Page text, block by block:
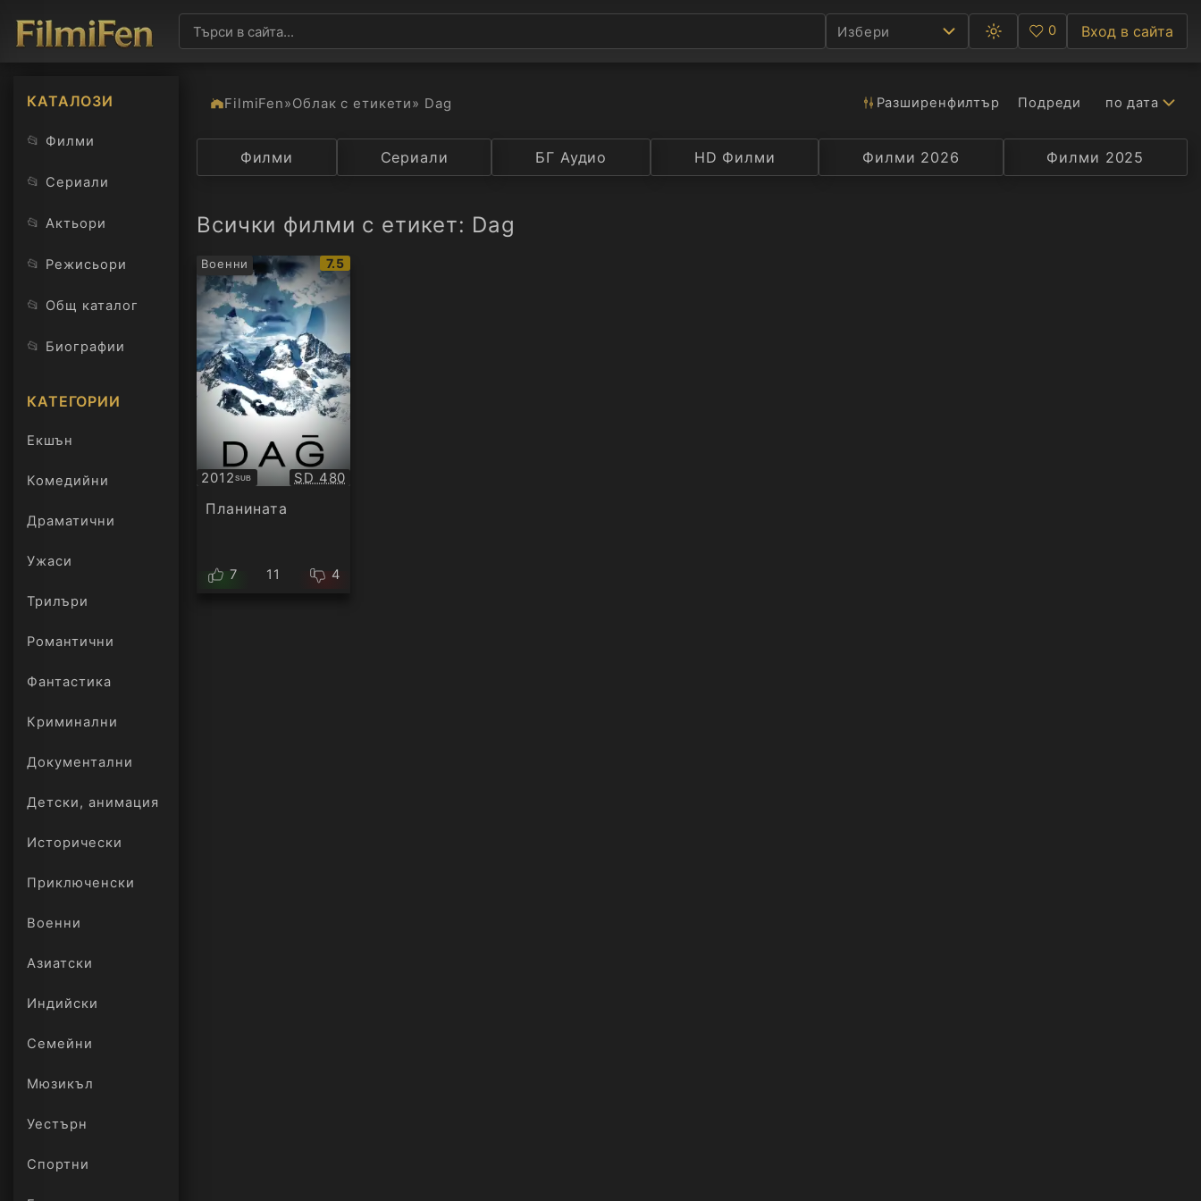
Избери
Превключване
между
светла
Любими
0 Вход в сайта
КАТАЛОЗИ
📂 Филми
📂 Сериали
📂 Актьори
📂 Режисьори
📂 Общ каталог
📂 Биографии
КАТЕГОРИИ
Екшън
Комедийни
Драматични
Ужаси
Трилъри
онлайн
Романтични
Фантастика
Криминални
Документални
Детски, анимация
Исторически
Приключенски
Военни
Азиатски
Индийски
Семейни
Мюзикъл
Уестърн
Спортни
FilmiFen»Облак с етикети» Dag Разширенфилтър Подреди по дата
Категория Държава Рейтинг Селекция Превод Актьор
Филми Сериали БГ Аудио HD Филми Филми 2026 Филми 2025
Всички филми с етикет: Dag
Военни
IMDb
рейтинг:
7.5
2012SUB
Субтитри Качество:
SD 480
Планината
7 11 4